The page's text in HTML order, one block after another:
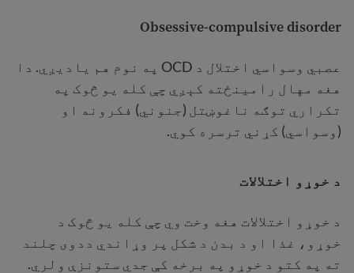
Obsessive-compulsive disorder
عصبي وسواسي اختلال د OCD په نوم هم یادیږي. دا
هغه مهال رامينځته کېږي چې کله یو څوک په
تکراري توګه ناغوښتل (جنوني) فکرونه او
(وسواسي) کړني ترسره کوي.
د خوړو اختلالات
د خوړو اختلالات هغه وخت وي چې کله یو څوک د
خوړو، غذا او د بدن د شکل پر وړاندي ددوی چلند
ته په کتو د خوړو په برخه کې جدي ستونزې ولري.